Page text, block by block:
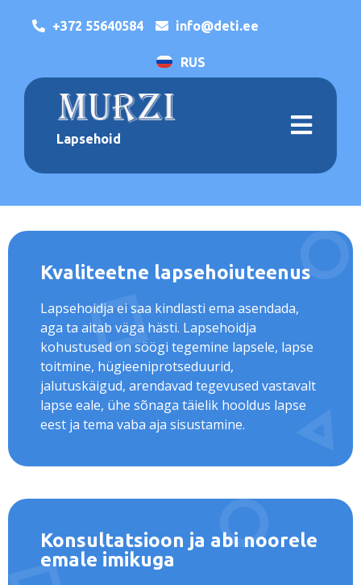
+372 55640584 info@deti.ee
RUS
Lapsehoid
Kvaliteetne lapsehoiuteenus
Lapsehoidja ei saa kindlasti ema asendada,
aga ta aitab väga hästi. Lapsehoidja
kohustused on söögi tegemine lapsele, lapse
toitmine, hügieeniprotseduurid,
jalutuskäigud, arendavad tegevused vastavalt
lapse eale, ühe sõnaga täielik hooldus lapse
eest ja tema vaba aja sisustamine.
Konsultatsioon ja abi noorele
emale imikuga